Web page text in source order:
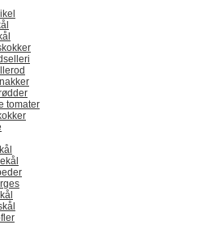
tomater